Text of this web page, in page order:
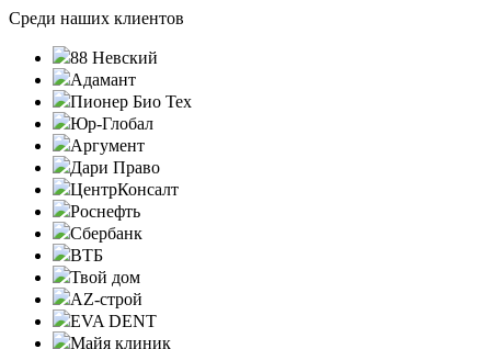
Среди наших клиентов
88 Невский
Адамант
Пионер Био Тех
Юр-Глобал
Аргумент
Дари Право
ЦентрКонсалт
Роснефть
Сбербанк
ВТБ
Твой дом
AZ-строй
EVA DENT
Майя клиник